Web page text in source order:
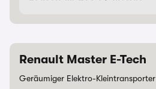
Renault Master E-Tech
Geräumiger Elektro-Kleintransporter